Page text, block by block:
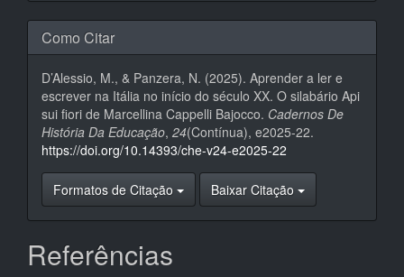
Como Citar
D’Alessio, M., & Panzera, N. (2025). Aprender a ler e
escrever na Itália no início do século XX. O silabário Api
sui fiori de Marcellina Cappelli Bajocco. Cadernos De
História Da Educação, 24(Contínua), e2025-22.
https://doi.org/10.14393/che-v24-e2025-22
Formatos de Citação Baixar Citação
Referências